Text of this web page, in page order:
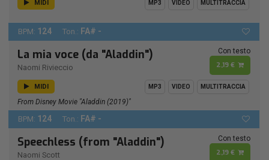
MIDI MP3 VIDEO MULTITRACCIA
BPM: 124 Ton.: FA# -
La mia voce (da "Aladdin")
Naomi Rivieccio
Con testo
2,19 €
MIDI MP3 VIDEO MULTITRACCIA
From Disney Movie "Aladdin (2019)"
BPM: 124 Ton.: FA# -
Speechless (from "Aladdin")
Naomi Scott
Con testo
2,19 €